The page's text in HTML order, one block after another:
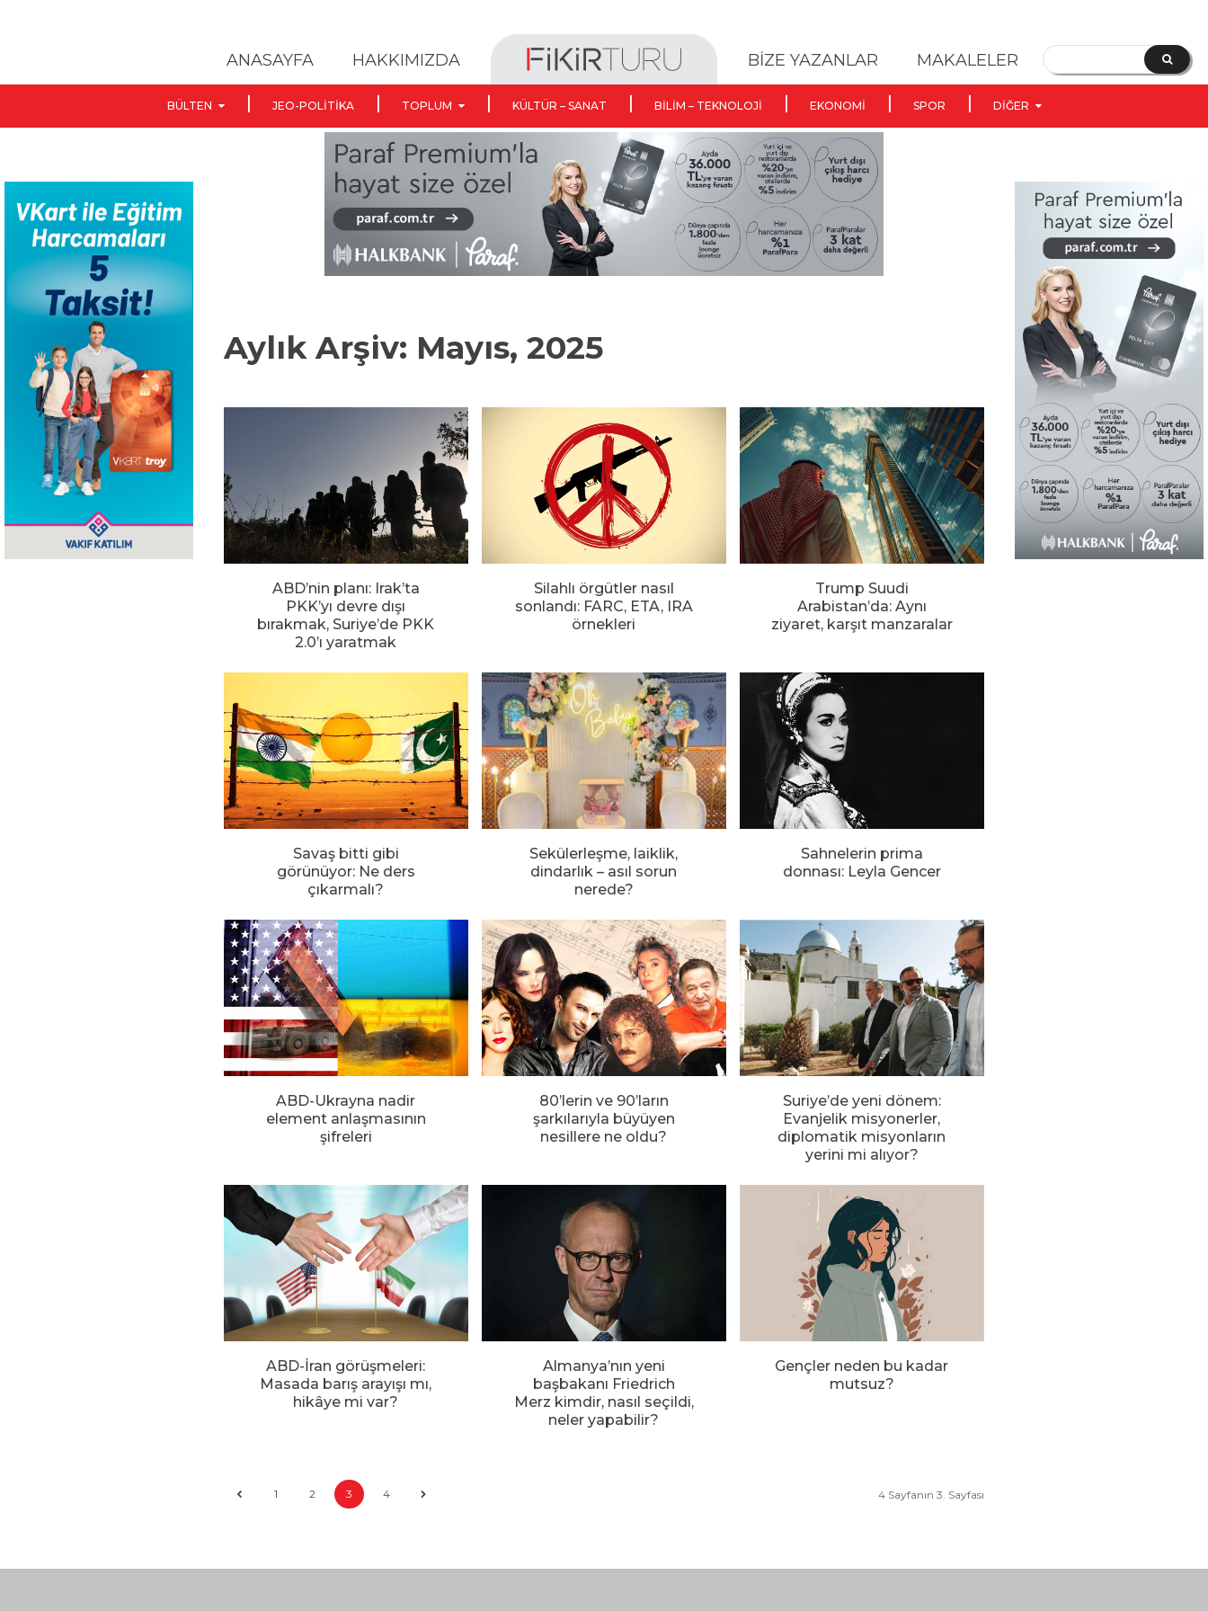
ANASAYFA HAKKIMIZDA BİZE YAZANLAR MAKALELER
BÜLTEN JEO-POLITIKA TOPLUM KÜLTÜR – SANAT BILIM – TEKNOLOJI EKONOMI SPOR DIĞER
Aylık Arşiv: Mayıs, 2025
ABD’nin planı: Irak’ta
PKK’yı devre dışı
bırakmak, Suriye’de PKK
2.0’ı yaratmak
Silahlı örgütler nasıl
sonlandı: FARC, ETA, IRA
örnekleri
Trump Suudi
Arabistan’da: Aynı
ziyaret, karşıt manzaralar
Savaş bitti gibi
görünüyor: Ne ders
çıkarmalı?
Sekülerleşme, laiklik,
dindarlık – asıl sorun
nerede?
Sahnelerin prima
donnası: Leyla Gencer
ABD-Ukrayna nadir
element anlaşmasının
şifreleri
80’lerin ve 90’ların
şarkılarıyla büyüyen
nesillere ne oldu?
Suriye’de yeni dönem:
Evanjelik misyonerler,
diplomatik misyonların
yerini mi alıyor?
ABD-İran görüşmeleri:
Masada barış arayışı mı,
hikâye mi var?
Almanya’nın yeni
başbakanı Friedrich
Merz kimdir, nasıl seçildi,
neler yapabilir?
Gençler neden bu kadar
mutsuz?
1 2 3 4 4 Sayfanın 3. Sayfası